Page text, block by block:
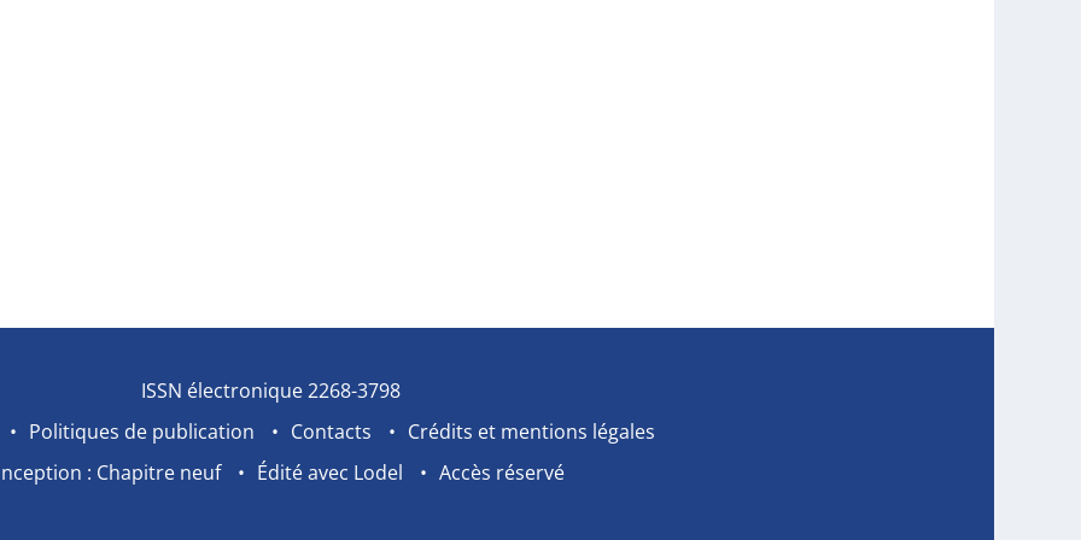
ISSN électronique 2268-3798
Politiques de publication
Contacts
Crédits et mentions légales
: Chapitre neuf
Édité avec Lodel Accès réservé